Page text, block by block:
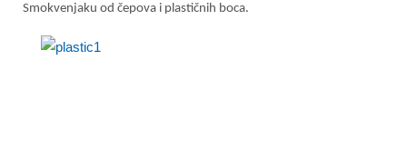
Smokvenjaku od čepova i plastičnih boca.